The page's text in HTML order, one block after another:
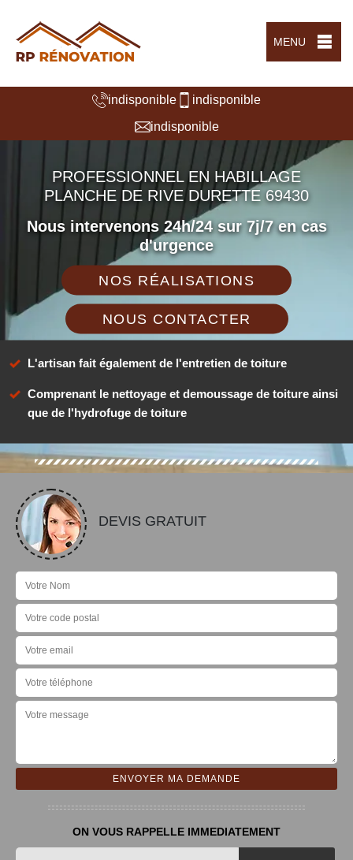
MENU
indisponible
indisponible
indisponible
PROFESSIONNEL EN HABILLAGE
PLANCHE DE RIVE DURETTE 69430
Nous intervenons 24h/24 sur 7j/7 en cas
d'urgence
NOS RÉALISATIONS
NOUS CONTACTER
L'artisan fait également de l'entretien de toiture
Comprenant le nettoyage et demoussage de toiture ainsi
que de l'hydrofuge de toiture
DEVIS GRATUIT
ON VOUS RAPPELLE IMMEDIATEMENT